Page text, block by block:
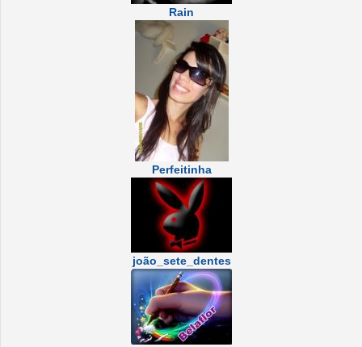
Rain
Perfeitinha
joão_sete_dentes